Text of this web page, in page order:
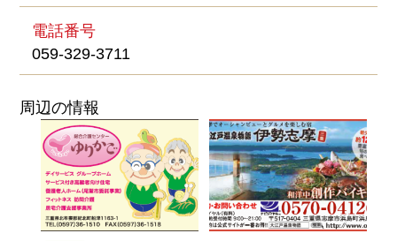
電話番号
059-329-3711
周辺の情報